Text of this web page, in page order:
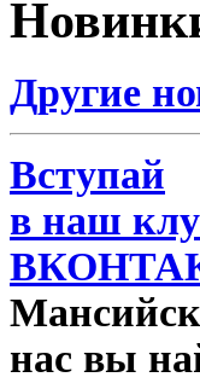
Другие
Вступай
в наш
Мансийск
нас вы